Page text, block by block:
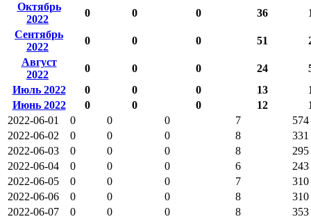
Октябрь
2022
0 0 0 36
Сентябрь
2022
0 0 0 51
Август
2022
0 0 0 24
Июль 2022
0 0 0 13
Июнь 2022
0 0 0 12
2022-06-01
0 0 0 7
574
2022-06-02
0 0 0 8
331
2022-06-03
0 0 0 8
295
2022-06-04
0 0 0 6
243
2022-06-05
0 0 0 7
310
2022-06-06
0 0 0 8
310
2022-06-07
0 0 0 8
353